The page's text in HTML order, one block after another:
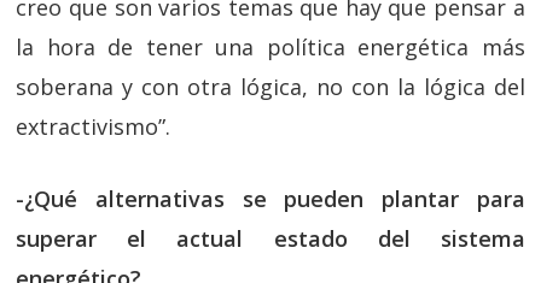
creo que son varios temas que hay que pensar a
la hora de tener una política energética más
soberana y con otra lógica, no con la lógica del
extractivismo”.
-¿Qué alternativas se pueden plantar para
superar el actual estado del sistema